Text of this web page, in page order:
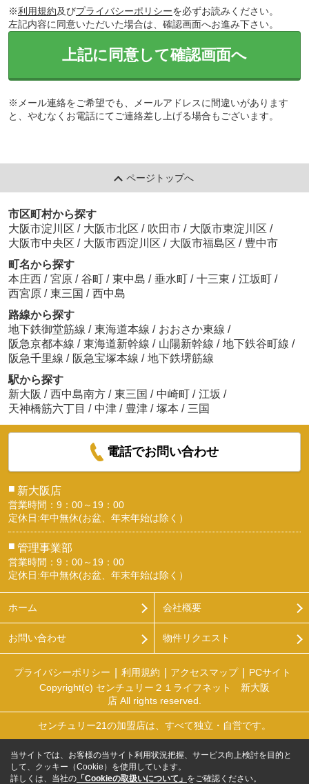
※利用規約及びプライバシーポリシーを必ずお読みください。
左記内容に同意いただいた場合は、確認画面へお進み下さい。
上記に同意して確認画面へ
※メール連絡をご希望でも、メールアドレスに間違いがあります
と、やむなくお電話にてご連絡差し上げる場合もございます。
ページトップへ
市区町村から探す
大阪市淀川区 / 大阪市北区 / 吹田市 / 大阪市東淀川区 /
大阪市中央区 / 大阪市西淀川区 / 大阪市福島区 / 豊中市
町名から探す
本庄西 / 宮原 / 谷町 / 東中島 / 垂水町 / 十三東 / 江坂町 /
西宮原 / 東三国 / 西中島
路線から探す
地下鉄御堂筋線 / 東海道本線 / おおさか東線 /
阪急京都本線 / 東海道新幹線 / 山陽新幹線 / 地下鉄谷町線 /
阪急千里線 / 阪急宝塚本線 / 地下鉄堺筋線
駅から探す
新大阪 / 西中島南方 / 東三国 / 中崎町 / 江坂 /
天神橋筋六丁目 / 中津 / 豊津 / 塚本 / 三国
電話でお問い合わせ
■ 新大阪店
営業時間：9：00～19：00
定休日:年中無休(お盆、年末年始は除く）
■ 管理事業部
営業時間：9：00～19：00
定休日:年中無休(お盆、年末年始は除く）
ホーム 会社概要
お問い合わせ 物件リクエスト
プライバシーポリシー 利用規約 アクセスマップ
PCサイト
Copyright(c) センチュリー２１ライフネット 新大阪
店 All rights reserved.
センチュリー21の加盟店は、すべて独立・自営です。
当サイトでは、お客様の当サイト利用状況把握、サービス向上検討を目的と
して、クッキー（Cookie）を使用しています。
詳しくは、当社の 「Cookieの取扱いについて」 をご確認ください。